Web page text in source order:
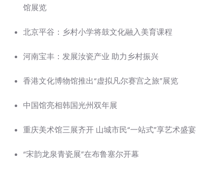
馆展览
北京平谷：乡村小学将鼓文化融入美育课程
河南宝丰：发展汝瓷产业 助力乡村振兴
香港文化博物馆推出“虚拟凡尔赛宫之旅”展览
中国馆亮相韩国光州双年展
重庆美术馆三展齐开 山城市民“一站式”享艺术盛宴
“宋韵龙泉青瓷展”在布鲁塞尔开幕